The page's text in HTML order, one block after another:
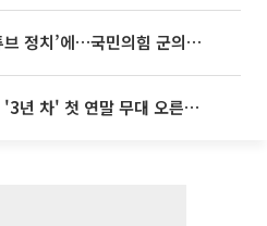
우성빈 기장군수 ‘유튜브 정치’에…국민의힘 군의원들 집단 반발
'전참시' 리센느, 데뷔 '3년 차' 첫 연말 무대 오른다⋯"그동안 섭외 안 와"